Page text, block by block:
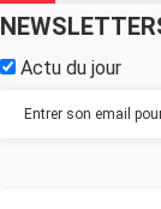
Actu du jour